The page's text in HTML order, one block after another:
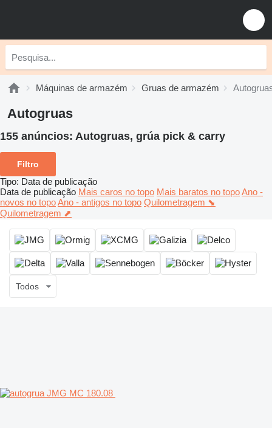
Máquinas de armazém Gruas de armazém
Autogruas
155 anúncios: Autogruas, grúa pick & carry
Filtro
Tipo: Data de publicação
Data de publicação Mais caros no topo Mais baratos no topoAno -
novos no topoAno - antigos no topo Quilometragem ⬊
Quilometragem ⬈
Todos